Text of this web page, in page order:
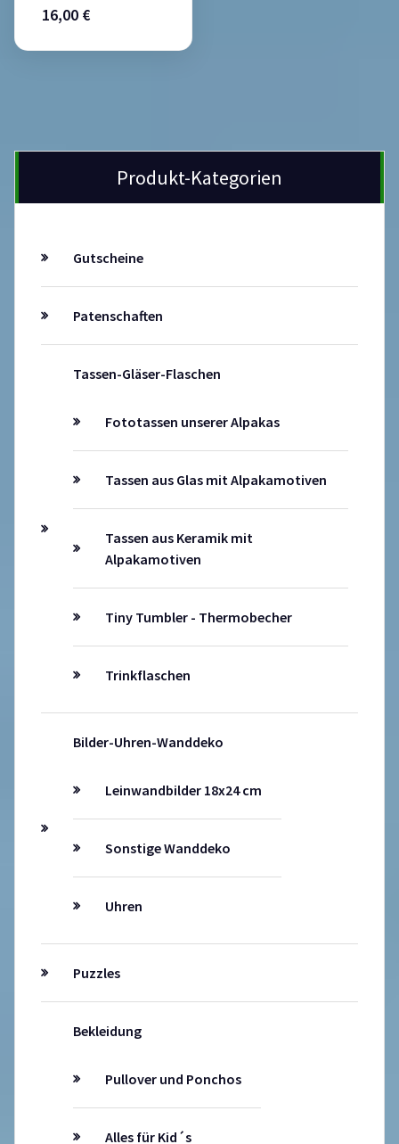
16,00 €
Produkt-Kategorien
Gutscheine
Patenschaften
Tassen-Gläser-Flaschen
Fototassen unserer Alpakas
Tassen aus Glas mit Alpakamotiven
Tassen aus Keramik mit
Alpakamotiven
Tiny Tumbler - Thermobecher
Trinkflaschen
Bilder-Uhren-Wanddeko
Leinwandbilder 18x24 cm
Sonstige Wanddeko
Uhren
Puzzles
Bekleidung
Pullover und Ponchos
Alles für Kid´s